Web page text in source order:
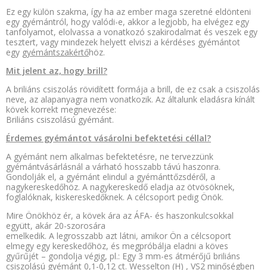
Ez egy külön szakma, így ha az ember maga szeretné eldönteni
egy gyémántról, hogy valódi-e, akkor a legjobb, ha elvégez egy
tanfolyamot, elolvassa a vonatkozó szakirodalmat és veszek egy
tesztert, vagy mindezek helyett elviszi a kérdéses gyémántot
egy gyémántszakértőhöz.
Mit jelent az, hogy brill?
A briliáns csiszolás rövidített formája a brill, de ez csak a csiszolás
neve, az alapanyagra nem vonatkozik. Az általunk eladásra kínált
kövek korrekt megnevezése:
Briliáns csiszolású gyémánt.
Érdemes gyémántot vásárolni befektetési céllal?
A gyémánt nem alkalmas befektetésre, ne tervezzünk
gyémántvásárlásnál a várható hosszabb távú haszonra.
Gondolják el, a gyémánt elindul a gyémánttőzsdéről, a
nagykereskedőhöz. A nagykereskedő eladja az ötvösöknek,
foglalóknak, kiskereskedőknek. A célcsoport pedig Önök.
Mire Önökhöz ér, a kövek ára az ÁFA- és haszonkulcsokkal
együtt, akár 20-szorosára
emelkedik. A legrosszabb azt látni, amikor Ön a célcsoport
elmegy egy kereskedőhöz, és megpróbálja eladni a köves
gyűrűjét – gondolja végig, pl.: Egy 3 mm-es átmérőjű briliáns
csiszolású gyémánt 0,1-0,12 ct. Wesselton (H) , VS2 minőségben